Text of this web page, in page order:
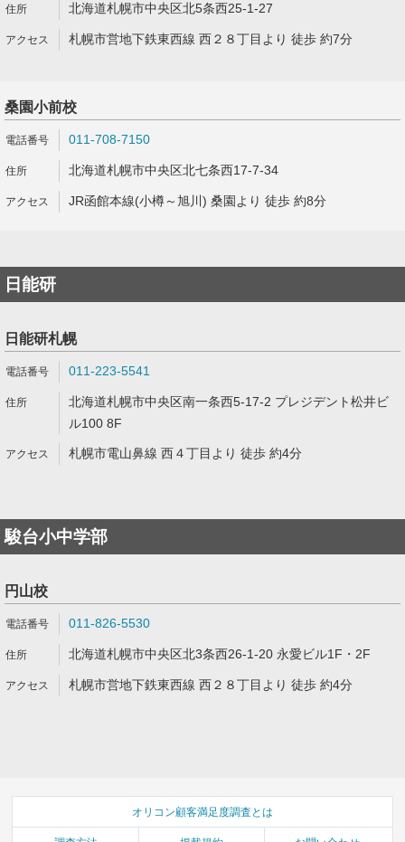
北海道札幌市中央区北5条西25-1-27
札幌市営地下鉄東西線 西２８丁目より 徒歩 約7分
桑園小前校
011-708-7150
北海道札幌市中央区北七条西17-7-34
JR函館本線(小樽～旭川) 桑園より 徒歩 約8分
日能研
日能研札幌
011-223-5541
北海道札幌市中央区南一条西5-17-2 プレジデント松井ビ
ル100 8F
札幌市電山鼻線 西４丁目より 徒歩 約4分
駿台小中学部
円山校
011-826-5530
北海道札幌市中央区北3条西26-1-20 永愛ビル1F・2F
札幌市営地下鉄東西線 西２８丁目より 徒歩 約4分
オリコン顧客満足度調査とは